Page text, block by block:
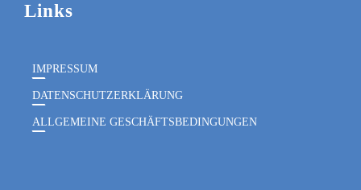
Links
IMPRESSUM
DATENSCHUTZERKLÄRUNG
ALLGEMEINE GESCHÄFTSBEDINGUNGEN